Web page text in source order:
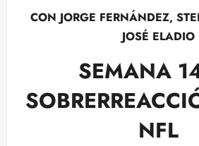
CON JORGE FERNÁNDEZ,
JOSÉ ELADIO
SEMANA
NFL